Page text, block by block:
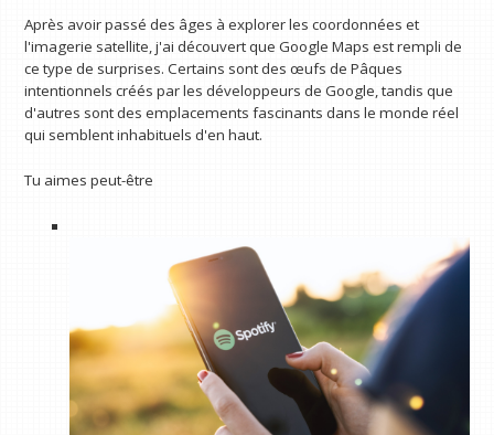
Après avoir passé des âges à explorer les coordonnées et
l'imagerie satellite, j'ai découvert que Google Maps est rempli de
ce type de surprises. Certains sont des œufs de Pâques
intentionnels créés par les développeurs de Google, tandis que
d'autres sont des emplacements fascinants dans le monde réel
qui semblent inhabituels d'en haut.
Tu aimes peut-être